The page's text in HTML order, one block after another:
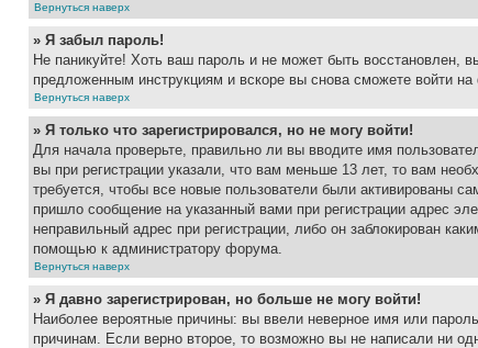
Вернуться наверх
» Я забыл пароль!
Не паникуйте! Хоть ваш пароль и не может быть восстановлен,
предложенным инструкциям и вскоре вы снова сможете войти
Вернуться наверх
» Я только что зарегистрировался, но не могу войти!
Для начала проверьте, правильно ли вы вводите имя
вы при регистрации указали, что вам меньше 13 лет, то вам
требуется, чтобы все новые пользователи были активированы
пришло сообщение на указанный вами при регистрации адрес
неправильный адрес при регистрации, либо он заблокирован
помощью к администратору форума.
Вернуться наверх
» Я давно зарегистрирован, но больше не могу войти!
Наиболее вероятные причины: вы ввели неверное имя или
причинам. Если верно второе, то возможно вы не написали ни